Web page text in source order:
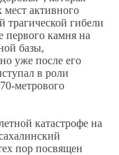
активного
трагической гибели
первого камня на
базы,
уже после его
в роли
метрового
катастрофе на
пор посвящен